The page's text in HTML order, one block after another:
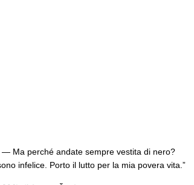
— Ma perché andate sempre vestita di nero?
infelice. Porto il lutto per la mia povera vita.”